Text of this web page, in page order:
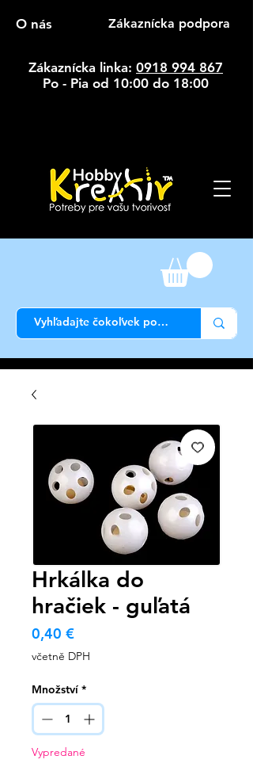
O nás Zákaznícka podpora
Zákaznícka linka: 0918 994 867
Po - Pia od 10:00 do 18:00
Hrkálka do
hračiek - guľatá
0,40 €Cena
včetně DPH
Množství *
Vypredané